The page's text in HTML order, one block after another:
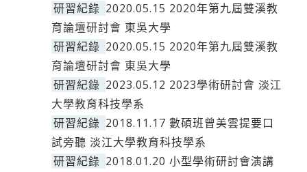
研習紀錄 2020.05.15 2020年第九屆雙溪教
育論壇研討會 東吳大學
研習紀錄 2020.05.15 2020年第九屆雙溪教
育論壇研討會 東吳大學
研習紀錄 2023.05.12 2023學術研討會 淡江
大學教育科技學系
研習紀錄 2018.11.17 數碩班曾美雲提要口
試旁聽 淡江大學教育科技學系
研習紀錄 2018.01.20 小型學術研討會演講